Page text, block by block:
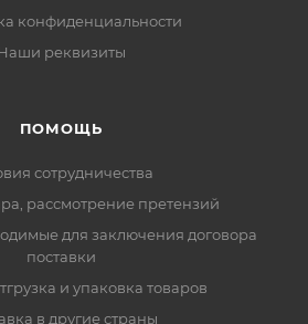
конфиденциальности
реквизиты
ПОМОЩЬ
сотрудничества
рассмотрение претензий
для заключения договора
поставки
и упаковка товаров
в другие страны